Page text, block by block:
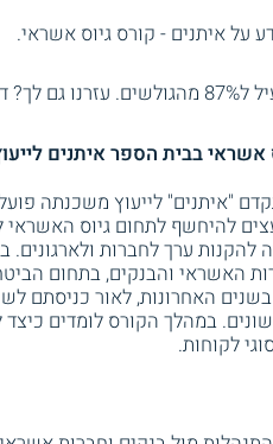
על איתנים - קורס גיוס אשראי.
עזרנו גם לך?
אשראי בבית הספר איתנים
"איתנים" לייעוץ משכנתה
להיחשף לתחום גיוס
להקנות ערך לחברות
האשראי והבנקים, בתחום
האחרונות, לאור כניסתם
במהלך הקורס לומדים
לקוחות.